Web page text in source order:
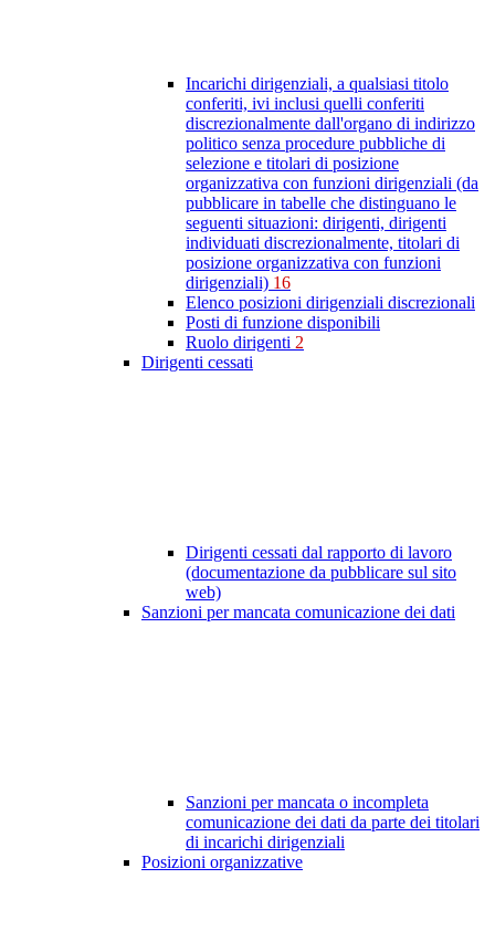
Incarichi dirigenziali, a qualsiasi titolo
conferiti, ivi inclusi quelli conferiti
discrezionalmente dall'organo di indirizzo
politico senza procedure pubbliche di
selezione e titolari di posizione
organizzativa con funzioni dirigenziali (da
pubblicare in tabelle che distinguano le
seguenti situazioni: dirigenti, dirigenti
individuati discrezionalmente, titolari di
posizione organizzativa con funzioni
dirigenziali) 16
Elenco posizioni dirigenziali discrezionali
Posti di funzione disponibili
Ruolo dirigenti 2
Dirigenti cessati
Dirigenti cessati dal rapporto di lavoro
(documentazione da pubblicare sul sito
web)
Sanzioni per mancata comunicazione dei dati
Sanzioni per mancata o incompleta
comunicazione dei dati da parte dei titolari
di incarichi dirigenziali
Posizioni organizzative